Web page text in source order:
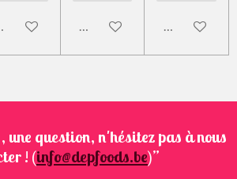
au panierAjouter au panierAjouter au
une question, n'hésitez pas à nous
! (info@depfoods.be)”